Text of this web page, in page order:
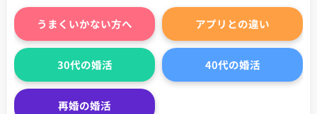
うまくいかない方へ アプリとの違い
30代の婚活 40代の婚活
再婚の婚活